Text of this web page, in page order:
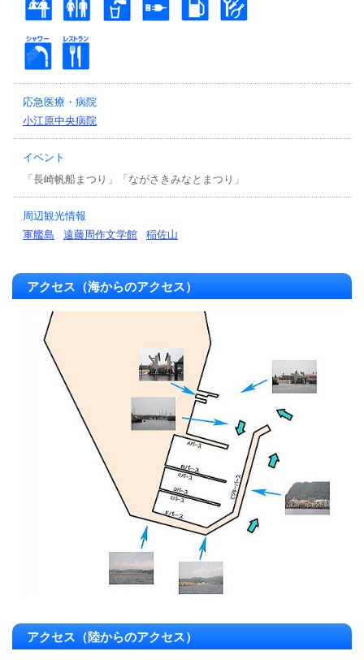
応急医療・病院
小江原中央病院
イベント
「長崎帆船まつり」「ながさきみなとまつり」
周辺観光情報
軍艦島
遠藤周作文学館 稲佐山
アクセス（海からのアクセス）
アクセス（陸からのアクセス）